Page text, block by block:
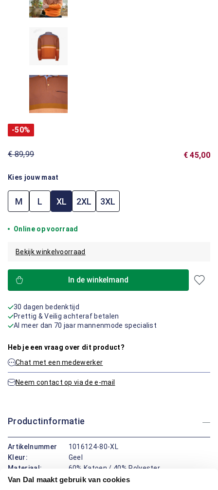
Van Dal maakt gebruik van cookies
-50%
€ 89,99 € 45,00
Kies jouw maat
M L XL 2XL 3XL
Online op voorraad
Bekijk winkelvoorraad
In de winkelmand
30 dagen bedenktijd
Prettig & Veilig achteraf betalen
Al meer dan 70 jaar mannenmode specialist
Heb je een vraag over dit product?
Chat met een medewerker
Neem contact op via de e-mail
Productinformatie
Artikelnummer
1016124-80-XL
Kleur:
Geel
Materiaal:
60% Katoen / 40% Polyester
Pasvorm:
Regular Fit